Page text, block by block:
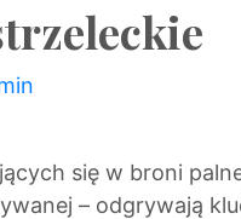
się w broni
– odgrywają